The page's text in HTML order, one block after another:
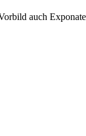
auch